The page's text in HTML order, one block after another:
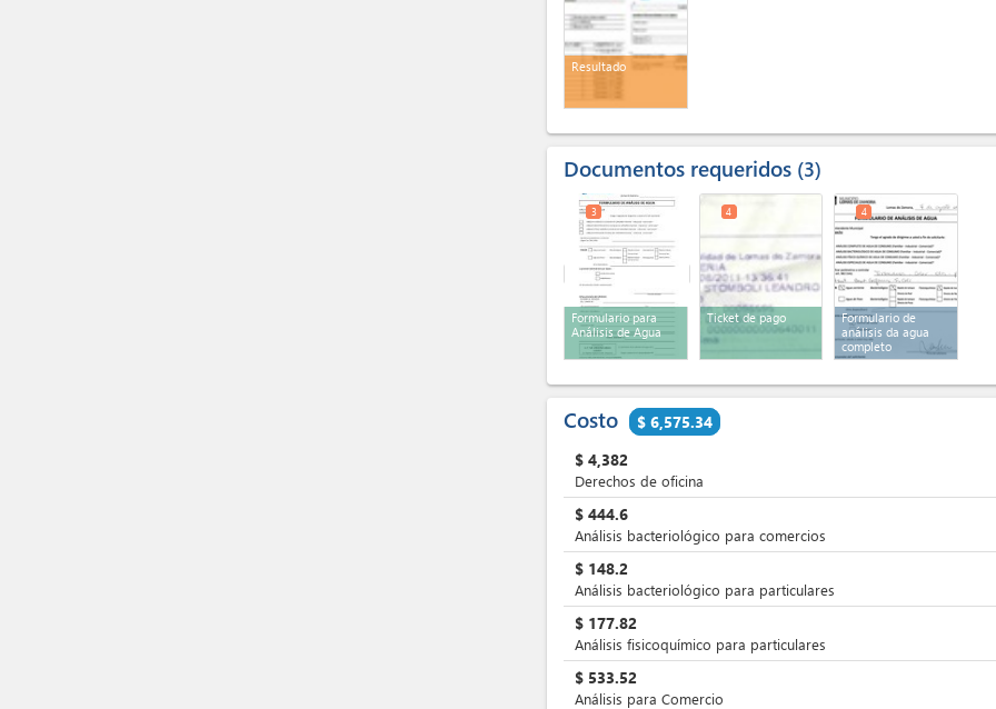
Resultado
Documentos requeridos 3
Formulario para
Análisis de Agua
3
Ticket de pago
4
Formulario de
análisis da agua
completo
4
Costo $ 6,575.34
$ 4,382
Derechos de oficina
$ 444.6
Análisis bacteriológico para comercios
$ 148.2
Análisis bacteriológico para particulares
$ 177.82
Análisis fisicoquímico para particulares
$ 533.52
Análisis para Comercio